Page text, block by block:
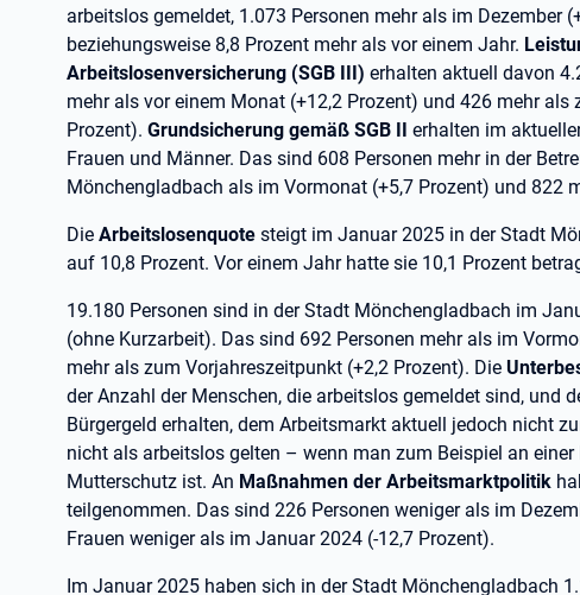
arbeitslos gemeldet, 1.073 Personen mehr als im Dezember
beziehungsweise 8,8 Prozent mehr als vor einem Jahr.
Arbeitslosenversicherung (SGB III) erhalten aktuell davon
mehr als vor einem Monat (+12,2 Prozent) und 426 mehr als
Prozent). Grundsicherung gemäß SGB II erhalten im
Frauen und Männer. Das sind 608 Personen mehr in der
Mönchengladbach als im Vormonat (+5,7 Prozent) und 822
Die Arbeitslosenquote steigt im Januar 2025 in der Stadt
auf 10,8 Prozent. Vor einem Jahr hatte sie 10,1 Prozent
19.180 Personen sind in der Stadt Mönchengladbach im
(ohne Kurzarbeit). Das sind 692 Personen mehr als im
mehr als zum Vorjahreszeitpunkt (+2,2 Prozent). Die
der Anzahl der Menschen, die arbeitslos gemeldet sind, und
Bürgergeld erhalten, dem Arbeitsmarkt aktuell jedoch nicht
nicht als arbeitslos gelten – wenn man zum Beispiel an
Mutterschutz ist. An Maßnahmen der Arbeitsmarktpolitik
teilgenommen. Das sind 226 Personen weniger als im
Frauen weniger als im Januar 2024 (-12,7 Prozent).
Im Januar 2025 haben sich in der Stadt Mönchengladbach